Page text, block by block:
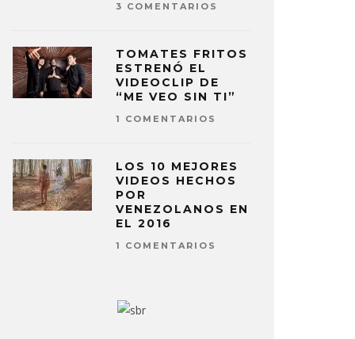
3 COMENTARIOS
TOMATES FRITOS
ESTRENÓ EL
VIDEOCLIP DE
“ME VEO SIN TI”
1 COMENTARIOS
LOS 10 MEJORES
VIDEOS HECHOS
POR
VENEZOLANOS EN
EL 2016
1 COMENTARIOS